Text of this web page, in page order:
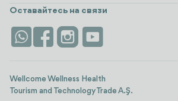
Безопасность
Контакты
Размещение
Достопримечательности
Отзывы
Istanbul
Оставайтесь на связи
Wellcome Wellness Health
Tourism and Technology Trade A.Ş.